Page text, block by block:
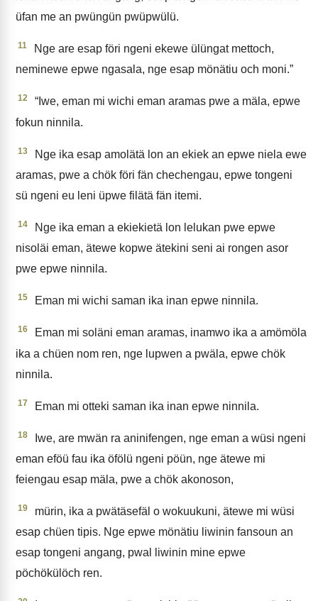
üfan me an pwüngün pwüpwülü.
11
Nge are esap föri ngeni ekewe ülüngat mettoch,
neminewe epwe ngasala, nge esap mönätiu och moni.”
12
“Iwe, eman mi wichi eman aramas pwe a mäla, epwe
fokun ninnila.
13
Nge ika esap amolätä lon an ekiek an epwe niela ewe
aramas, pwe a chök föri fän chechengau, epwe tongeni
sü ngeni eu leni üpwe filätä fän itemi.
14
Nge ika eman a ekiekietä lon lelukan pwe epwe
nisoläi eman, ätewe kopwe ätekini seni ai rongen asor
pwe epwe ninnila.
15 Eman mi wichi saman ika inan epwe ninnila.
16
Eman mi soläni eman aramas, inamwo ika a amömöla
ika a chüen nom ren, nge lupwen a pwäla, epwe chök
ninnila.
17 Eman mi otteki saman ika inan epwe ninnila.
18
Iwe, are mwän ra aninifengen, nge eman a wüsi ngeni
eman eföü fau ika öfölü ngeni pöün, nge ätewe mi
feiengau esap mäla, pwe a chök akonoson,
19
mürin, ika a pwätäsefäl o wokuukuni, ätewe mi wüsi
esap chüen tipis. Nge epwe mönätiu liwinin fansoun an
esap tongeni angang, pwal liwinin mine epwe
pöchökülöch ren.